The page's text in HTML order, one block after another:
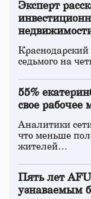
Эксперт
седьмого на
55%
свое рабочее
Аналитики
что меньше
жителей…
Пять лет
узнаваемым